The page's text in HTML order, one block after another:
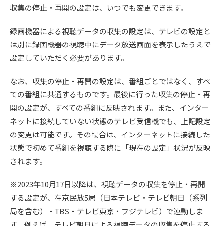
収集の停止・再開の設定は、いつでも変更できます。
録画機器による視聴データの収集の設定は、テレビの設定と
は別に録画機器の視聴中にデータ放送画面を表示したうえで
設定していただく必要があります。
なお、収集の停止・再開の設定は、番組ごとではなく、すべ
ての番組に共通するものです。最後に行った収集の停止・再
開の設定が、すべての番組に反映されます。また、インター
ネットに接続していない状態のテレビ受信機でも、上記設定
の変更は可能です。その場合は、インターネットに接続した
状態で初めて番組を視聴する際に「現在の設定」状況が反映
されます。
※2023年10月17日以降は、視聴データの収集を停止・再開
する設定が、在京民放5局（日本テレビ・テレビ朝日（系列
局を含む）・TBS・テレビ東京・フジテレビ）で連動しま